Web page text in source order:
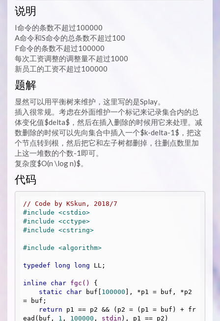
说明
I命令的条数不超过100000
A命令和S命令的总条数不超过100
F命令的条数不超过100000
每次工资调整的调整量不超过1000
新员工的工资不超过100000
题解
显然可以用平衡树来维护，这里写的是Splay。
插入很常规。考虑在外面维护一个标记来记录集合内的总
体变化值$delta$，然后在插入删除的时候用它来处理。减
数删除的时候可以先向集合中插入一个$k-delta-1$，把这
个节点转到根，然后把它和左子树都删掉，往删点数里加
上这一堆数的个数-1即可。
复杂度$O(n \log n)$。
代码
// Code by KSkun, 2018/7
#include <cstdio>
#include <cctype>
#include <cstring>
#include <algorithm>
typedef long long LL;
inline char fgc ()
{
static
char buf[ 100000 ], *p1 = buf, *p2
= buf;
return p1 == p2 && (p2 = (p1 = buf) + fr
ead(buf, 1 , 100000 , stdin ), p1 == p2)